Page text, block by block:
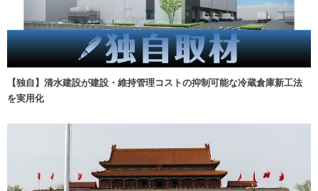
【独自】清水建設が建設・維持管理コストの抑制可能な冷蔵倉庫新工法
を実用化